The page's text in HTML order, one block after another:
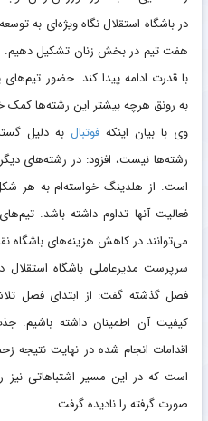
در باشگاه استقلال نگاه ویژه‌ای به
هفت تیم در بخش زنان تشکیل دهیم.
با قدرت ادامه پیدا کند. حضور
به رونق هرچه بیشتر این رشته‌ها کمک
وی با بیان اینکه فوتبال به دلیل
رشته‌ها نیست، افزود: در رشته‌های
است. از هلدینگ خواسته‌ام به هر
فعالیت آنها تداوم داشته باشد.
می‌توانند در کاهش هزینه‌های باشگاه
سرپرست مدیرعاملی باشگاه استقلال
فصل گذشته گفت: از ابتدای فصل
کیفیت آن اطمینان داشته باشیم.
اقدامات انجام شده در نهایت نتیجه
است که در این مسیر اشتباهاتی نیز
صورت گرفته را نادیده گرفت.